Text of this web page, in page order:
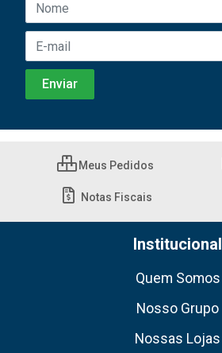
Meus Pedidos
Notas Fiscais
Institucional
Quem Somos
Nosso Grupo
Nossas Lojas